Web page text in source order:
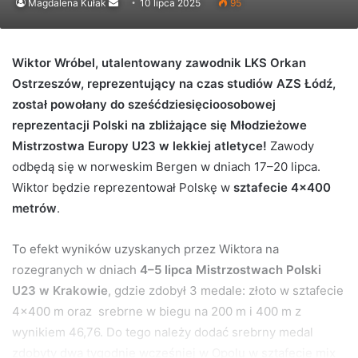
Magdalena Kułak 10 lipca 2025 95
Wiktor Wróbel, utalentowany zawodnik LKS Orkan
Ostrzeszów, reprezentujący na czas studiów AZS Łódź,
został powołany do sześćdziesięcioosobowej
reprezentacji Polski na zbliżające się Młodzieżowe
Mistrzostwa Europy U23 w lekkiej atletyce! Zawody
odbędą się w norweskim Bergen w dniach 17–20 lipca.
Wiktor będzie reprezentował Polskę w sztafecie 4×400
metrów.
To efekt wyników uzyskanych przez Wiktora na
rozegranych w dniach 4–5 lipca Mistrzostwach Polski
U23 w Krakowie, gdzie zdobył 3 medale: złoto w sztafecie
4×400 m oraz srebrne w biegu na 200 m i 400 m z
wynikiem 46,76. Do tego należy dodać srebrny medal